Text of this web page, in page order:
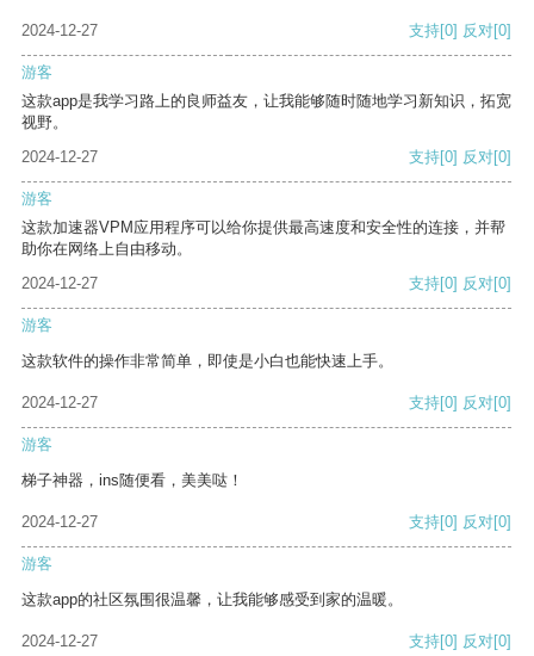
2024-12-27 支持[0] 反对[0]
游客
这款app是我学习路上的良师益友，让我能够随时随地学习新知识，拓宽
视野。
2024-12-27
支持[0] 反对[0]
游客
这款加速器VPM应用程序可以给你提供最高速度和安全性的连接，并帮
助你在网络上自由移动。
2024-12-27
支持[0] 反对[0]
游客
这款软件的操作非常简单，即使是小白也能快速上手。
2024-12-27 支持[0] 反对[0]
游客
梯子神器，ins随便看，美美哒！
2024-12-27 支持[0] 反对[0]
游客
这款app的社区氛围很温馨，让我能够感受到家的温暖。
2024-12-27 支持[0] 反对[0]